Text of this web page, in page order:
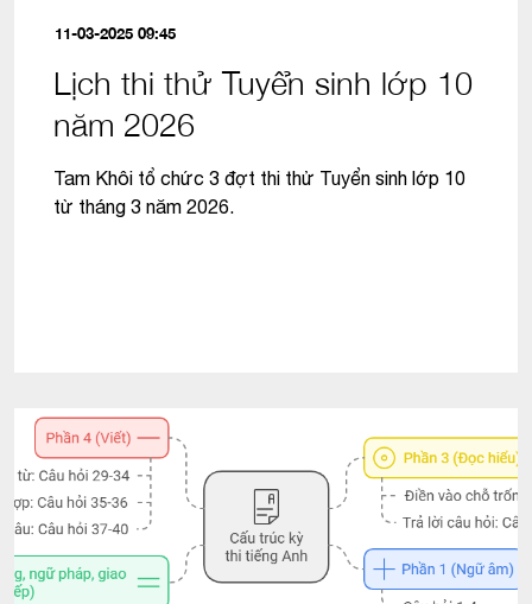
11-03-2025 09:45
Lịch thi thử Tuyển sinh lớp 10
năm 2026
Tam Khôi tổ chức 3 đợt thi thử Tuyển sinh lớp 10
từ tháng 3 năm 2026.